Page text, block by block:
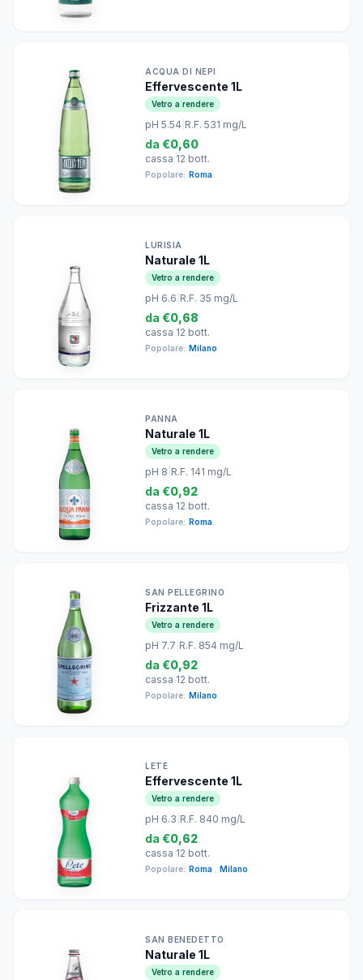
ACQUA DI NEPI
Effervescente 1L
Vetro a rendere
pH 5.54 R.F. 531 mg/L
da €0,60
cassa 12 bott.
Popolare: Roma
LURISIA
Naturale 1L
Vetro a rendere
pH 6.6 R.F. 35 mg/L
da €0,68
cassa 12 bott.
Popolare: Milano
PANNA
Naturale 1L
Vetro a rendere
pH 8 R.F. 141 mg/L
da €0,92
cassa 12 bott.
Popolare: Roma
SAN PELLEGRINO
Frizzante 1L
Vetro a rendere
pH 7.7 R.F. 854 mg/L
da €0,92
cassa 12 bott.
Popolare: Milano
LETE
Effervescente 1L
Vetro a rendere
pH 6.3 R.F. 840 mg/L
da €0,62
cassa 12 bott.
Popolare: Roma Milano
SAN BENEDETTO
Naturale 1L
Vetro a rendere